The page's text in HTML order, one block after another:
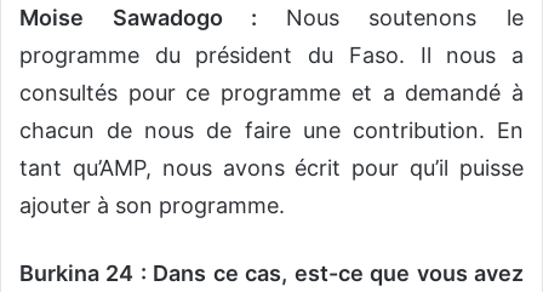
Moise Sawadogo : Nous soutenons le
programme du président du Faso. Il nous a
consultés pour ce programme et a demandé à
chacun de nous de faire une contribution. En
tant qu’AMP, nous avons écrit pour qu’il puisse
ajouter à son programme.
Burkina 24 : Dans ce cas, est-ce que vous avez